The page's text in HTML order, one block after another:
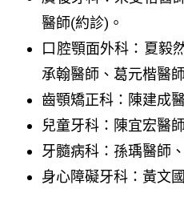
醫師(約診)。
口腔顎面外科：夏毅
承翰醫師、葛元楷醫
齒顎矯正科：陳建成
兒童牙科：陳宜宏醫
牙髓病科：孫瑀醫師
身心障礙牙科：黃文